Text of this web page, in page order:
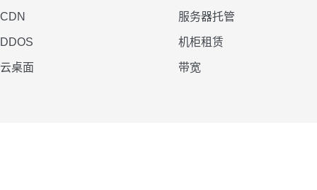
CDN
DDOS
云桌面
服务器托管
机柜租赁
带宽